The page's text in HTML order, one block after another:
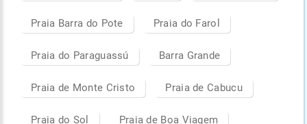
Praia Barra do Pote Praia do Farol
Praia do Paraguassú Barra Grande
Praia de Monte Cristo Praia de Cabucu
Praia do Sol Praia de Boa Viagem